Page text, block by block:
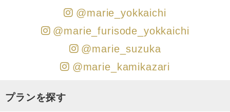
@marie_yokkaichi
@marie_furisode_yokkaichi
@marie_suzuka
@marie_kamikazari
プランを探す